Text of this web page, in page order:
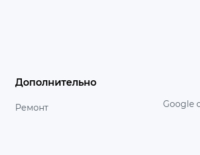
Дополнительно
Ремонт Google